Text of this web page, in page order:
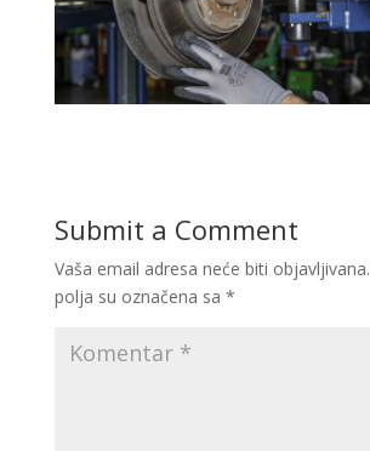
Submit a Comment
Vaša email adresa neće biti objavljivana.
polja su označena sa *